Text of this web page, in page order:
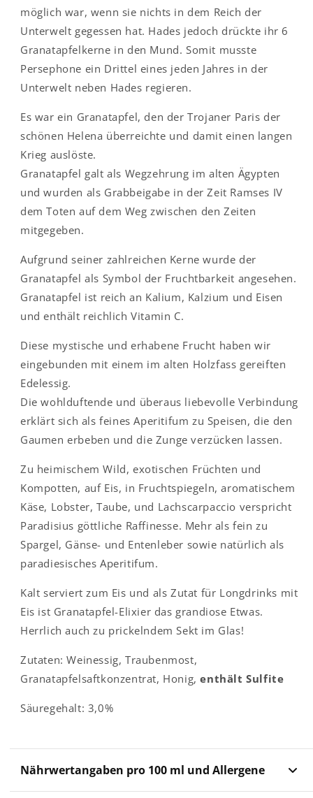
möglich war, wenn sie nichts in dem Reich der
Unterwelt gegessen hat. Hades jedoch drückte ihr 6
Granatapfelkerne in den Mund. Somit musste
Persephone ein Drittel eines jeden Jahres in der
Unterwelt neben Hades regieren.
Es war ein Granatapfel, den der Trojaner Paris der
schönen Helena überreichte und damit einen langen
Krieg auslöste.
Granatapfel galt als Wegzehrung im alten Ägypten
und wurden als Grabbeigabe in der Zeit Ramses IV
dem Toten auf dem Weg zwischen den Zeiten
mitgegeben.
Aufgrund seiner zahlreichen Kerne wurde der
Granatapfel als Symbol der Fruchtbarkeit angesehen.
Granatapfel ist reich an Kalium, Kalzium und Eisen
und enthält reichlich Vitamin C.
Diese mystische und erhabene Frucht haben wir
eingebunden mit einem im alten Holzfass gereiften
Edelessig.
Die wohlduftende und überaus liebevolle Verbindung
erklärt sich als feines Aperitifum zu Speisen, die den
Gaumen erbeben und die Zunge verzücken lassen.
Zu heimischem Wild, exotischen Früchten und
Kompotten, auf Eis, in Fruchtspiegeln, aromatischem
Käse, Lobster, Taube, und Lachscarpaccio verspricht
Paradisius göttliche Raffinesse. Mehr als fein zu
Spargel, Gänse- und Entenleber sowie natürlich als
paradiesisches Aperitifum.
Kalt serviert zum Eis und als Zutat für Longdrinks mit
Eis ist Granatapfel-Elixier das grandiose Etwas.
Herrlich auch zu prickelndem Sekt im Glas!
Zutaten: Weinessig, Traubenmost,
Granatapfelsaftkonzentrat, Honig, enthält Sulfite
Säuregehalt: 3,0%
Nährwertangaben pro 100 ml und Allergene